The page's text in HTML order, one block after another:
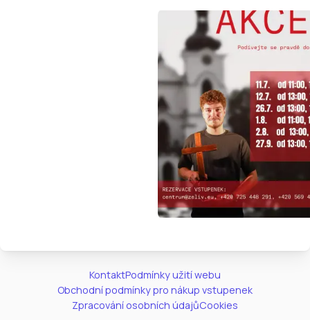
KontaktPodmínky užití webu
Obchodní podmínky pro nákup vstupenek
Zpracování osobních údajůCookies